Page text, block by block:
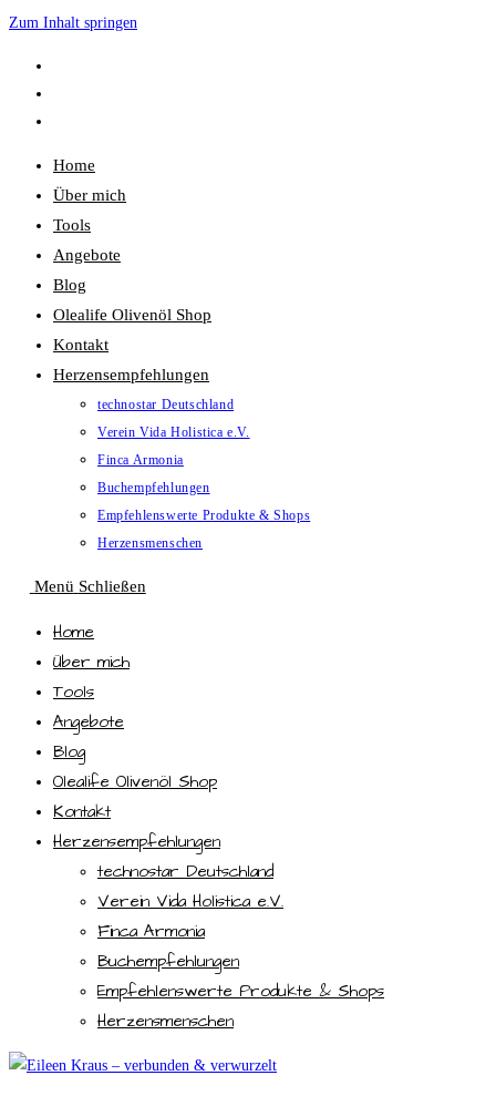
Zum Inhalt springen
Home
Über mich
Tools
Angebote
Blog
Olealife Olivenöl Shop
Kontakt
Herzensempfehlungen
technostar Deutschland
Verein Vida Holistica e.V.
Finca Armonia
Buchempfehlungen
Empfehlenswerte Produkte & Shops
Herzensmenschen
Menü Schließen
Home
Über mich
Tools
Angebote
Blog
Olealife Olivenöl Shop
Kontakt
Herzensempfehlungen
technostar Deutschland
Verein Vida Holistica e.V.
Finca Armonia
Buchempfehlungen
Empfehlenswerte Produkte & Shops
Herzensmenschen